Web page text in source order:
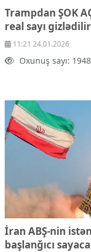
Mətbuat-150
Əlaqə
Missiyamız
Trampdan ŞOK
real sayı gizlədilir
11:21 24.01.2026
Oxunuş sayı: 1948
İran ABŞ-nin
başlanğıcı